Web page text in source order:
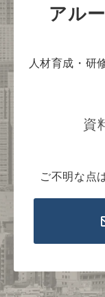
アル
人材育成・研
資
ご不明な点